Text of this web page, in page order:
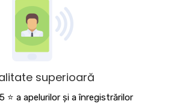
superioară
⭐️ a apelurilor și a înregistrărilor